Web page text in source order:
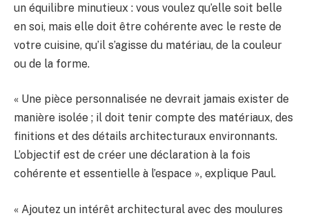
un équilibre minutieux : vous voulez qu’elle soit belle
en soi, mais elle doit être cohérente avec le reste de
votre cuisine, qu’il s’agisse du matériau, de la couleur
ou de la forme.
« Une pièce personnalisée ne devrait jamais exister de
manière isolée ; il doit tenir compte des matériaux, des
finitions et des détails architecturaux environnants.
L’objectif est de créer une déclaration à la fois
cohérente et essentielle à l’espace », explique Paul.
« Ajoutez un intérêt architectural avec des moulures